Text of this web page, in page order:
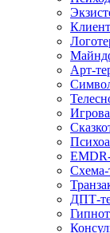
Арт-
Схема-
ДПТ-